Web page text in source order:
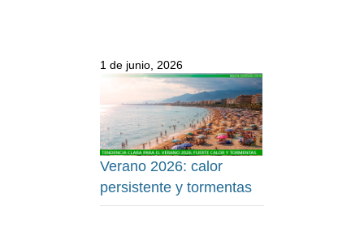
1 de junio, 2026
Verano 2026: calor
persistente y tormentas